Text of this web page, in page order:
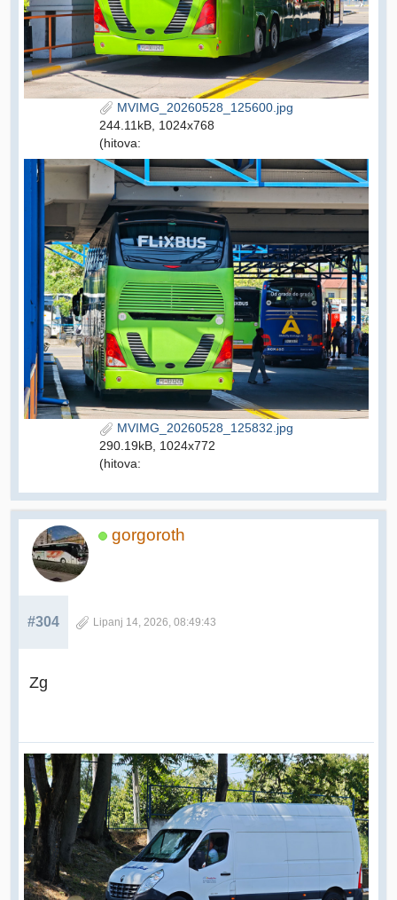
MVIMG_20260528_125600.jpg
244.11kB, 1024x768
(hitova:
MVIMG_20260528_125832.jpg
290.19kB, 1024x772
(hitova:
gorgoroth
#304 Lipanj 14, 2026, 08:49:43
Zg